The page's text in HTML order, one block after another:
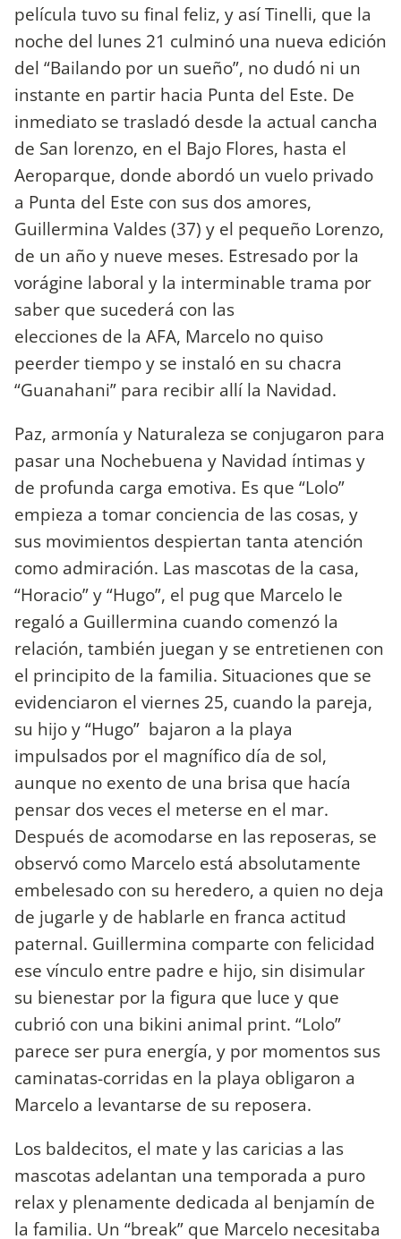
película tuvo su final feliz, y así Tinelli, que la
noche del lunes 21 culminó una nueva edición
del “Bailando por un sueño”, no dudó ni un
instante en partir hacia Punta del Este. De
inmediato se trasladó desde la actual cancha
de San lorenzo, en el Bajo Flores, hasta el
Aeroparque, donde abordó un vuelo privado
a Punta del Este con sus dos amores,
Guillermina Valdes (37) y el pequeño Lorenzo,
de un año y nueve meses. Estresado por la
vorágine laboral y la interminable trama por
saber que sucederá con las
elecciones de la AFA, Marcelo no quiso
peerder tiempo y se instaló en su chacra
“Guanahani” para recibir allí la Navidad.
Paz, armonía y Naturaleza se conjugaron para
pasar una Nochebuena y Navidad íntimas y
de profunda carga emotiva. Es que “Lolo”
empieza a tomar conciencia de las cosas, y
sus movimientos despiertan tanta atención
como admiración. Las mascotas de la casa,
“Horacio” y “Hugo”, el pug que Marcelo le
regaló a Guillermina cuando comenzó la
relación, también juegan y se entretienen con
el principito de la familia. Situaciones que se
evidenciaron el viernes 25, cuando la pareja,
su hijo y “Hugo” bajaron a la playa
impulsados por el magnífico día de sol,
aunque no exento de una brisa que hacía
pensar dos veces el meterse en el mar.
Después de acomodarse en las reposeras, se
observó como Marcelo está absolutamente
embelesado con su heredero, a quien no deja
de jugarle y de hablarle en franca actitud
paternal. Guillermina comparte con felicidad
ese vínculo entre padre e hijo, sin disimular
su bienestar por la figura que luce y que
cubrió con una bikini animal print. “Lolo”
parece ser pura energía, y por momentos sus
caminatas-corridas en la playa obligaron a
Marcelo a levantarse de su reposera.
Los baldecitos, el mate y las caricias a las
mascotas adelantan una temporada a puro
relax y plenamente dedicada al benjamín de
la familia. Un “break” que Marcelo necesitaba